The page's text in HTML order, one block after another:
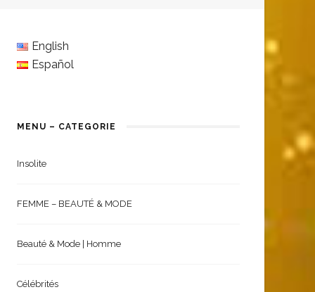
English
Español
MENU – CATEGORIE
Insolite
FEMME – BEAUTÉ & MODE
Beauté & Mode | Homme
Célébrités